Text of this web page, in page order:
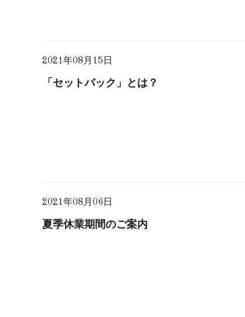
2021年08月15日
「セットバック」とは？
2021年08月06日
夏季休業期間のご案内